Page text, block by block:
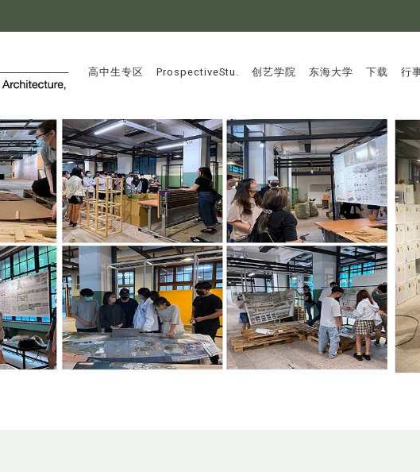
:::
高中生专区 ProspectiveStu. 创艺学院 东海大学 下载 行